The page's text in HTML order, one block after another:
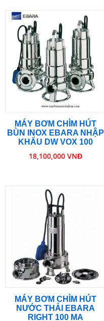
MÁY BƠM CHÌM HÚT
BÙN INOX EBARA NHẬP
KHẨU DW VOX 100
18,100,000 VNĐ
MÁY BƠM CHÌM HÚT
NƯỚC THẢI EBARA
RIGHT 100 MA